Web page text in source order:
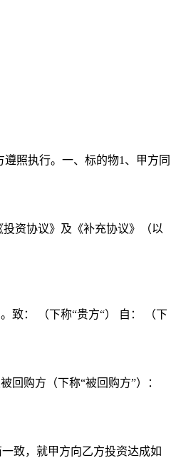
照执行。一、标的物1、甲方同
协议》及《补充协议》（以
致： （下称“贵方“） 自： （下
回购方（下称“被回购方”）：
致，就甲方向乙方投资达成如